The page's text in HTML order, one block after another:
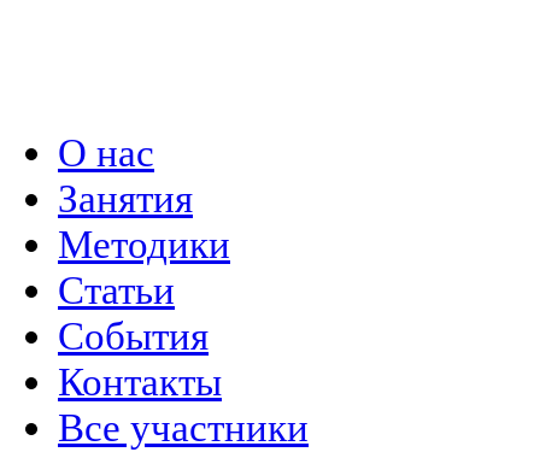
О нас
Занятия
Методики
Статьи
События
Контакты
Все участники